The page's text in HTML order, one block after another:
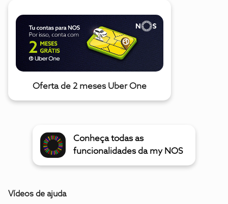
Oferta de 2 meses Uber One
Conheça todas as
funcionalidades da my NOS
Vídeos de ajuda